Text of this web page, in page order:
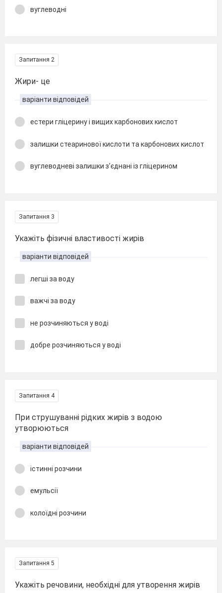
вуглеводні
Запитання 2
Жири- це
варіанти відповідей
естери гліцерину і вищих карбонових кислот
залишки стеаринової кислоти та карбонових кислот
вуглеводневі залишки з’єднані із гліцерином
Запитання 3
Укажіть фізичні властивості жирів
варіанти відповідей
легші за воду
важчі за воду
не розчиняються у воді
добре розчиняються у воді
Запитання 4
При струшуванні рідких жирів з водою
утворюються
варіанти відповідей
істинні розчини
емульсії
колоїдні розчини
Запитання 5
Укажіть речовини, необхідні для утворення жирів